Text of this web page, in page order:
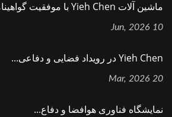
ماشین آلات Yieh Chen با موفقیت گواهینامه...
10 Jun, 2026
Yieh Chen در رویداد فضایی و دفاعی...
20 Mar, 2026
نمایشگاه فناوری هوافضا و دفاع...